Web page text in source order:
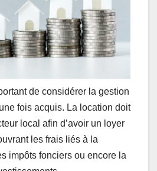
de considérer la gestion
fois acquis. La location doit
local afin d’avoir un loyer
les frais liés à la
impôts fonciers ou encore la